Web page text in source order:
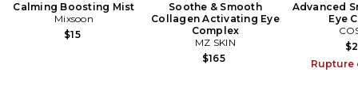
Calming Boosting Mist
Mixsoon
$15
Soothe & Smooth
Collagen Activating Eye
Complex
MZ SKIN
$165
Advanced
Eye
Rupture